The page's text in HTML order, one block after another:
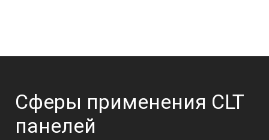
Сферы применения CLT
панелей